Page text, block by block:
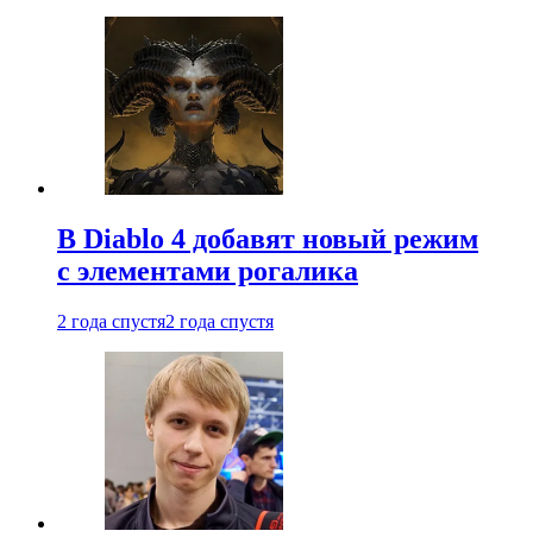
В Diablo 4 добавят новый режим
с элементами рогалика
2 года спустя2 года спустя